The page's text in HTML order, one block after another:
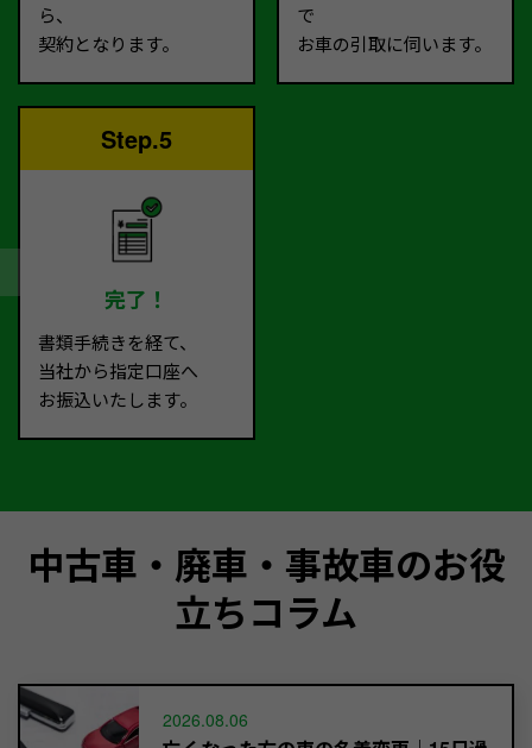
ら、
契約となります。
で
お車の引取に伺います。
Step.5
完了！
書類手続きを経て、
当社から指定口座へ
お振込いたします。
中古車・廃車・事故車のお役
立ちコラム
2026.08.06